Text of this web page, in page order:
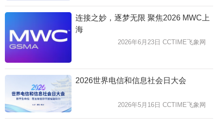
连接之妙，逐梦无限 聚焦2026 MWC上
海
2026年6月23日 CCTIME飞象网
2026世界电信和信息社会日大会
2026年5月16日 CCTIME飞象网